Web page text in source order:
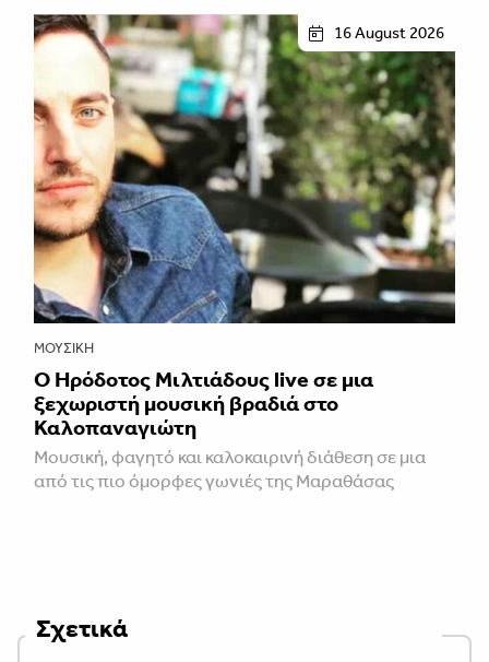
16 August 2026
ΜΟΥΣΙΚΉ
Ο Ηρόδοτος Μιλτιάδους live σε μια
ξεχωριστή μουσική βραδιά στο
Καλοπαναγιώτη
Μουσική, φαγητό και καλοκαιρινή διάθεση σε μια
από τις πιο όμορφες γωνιές της Μαραθάσας
Σχετικά